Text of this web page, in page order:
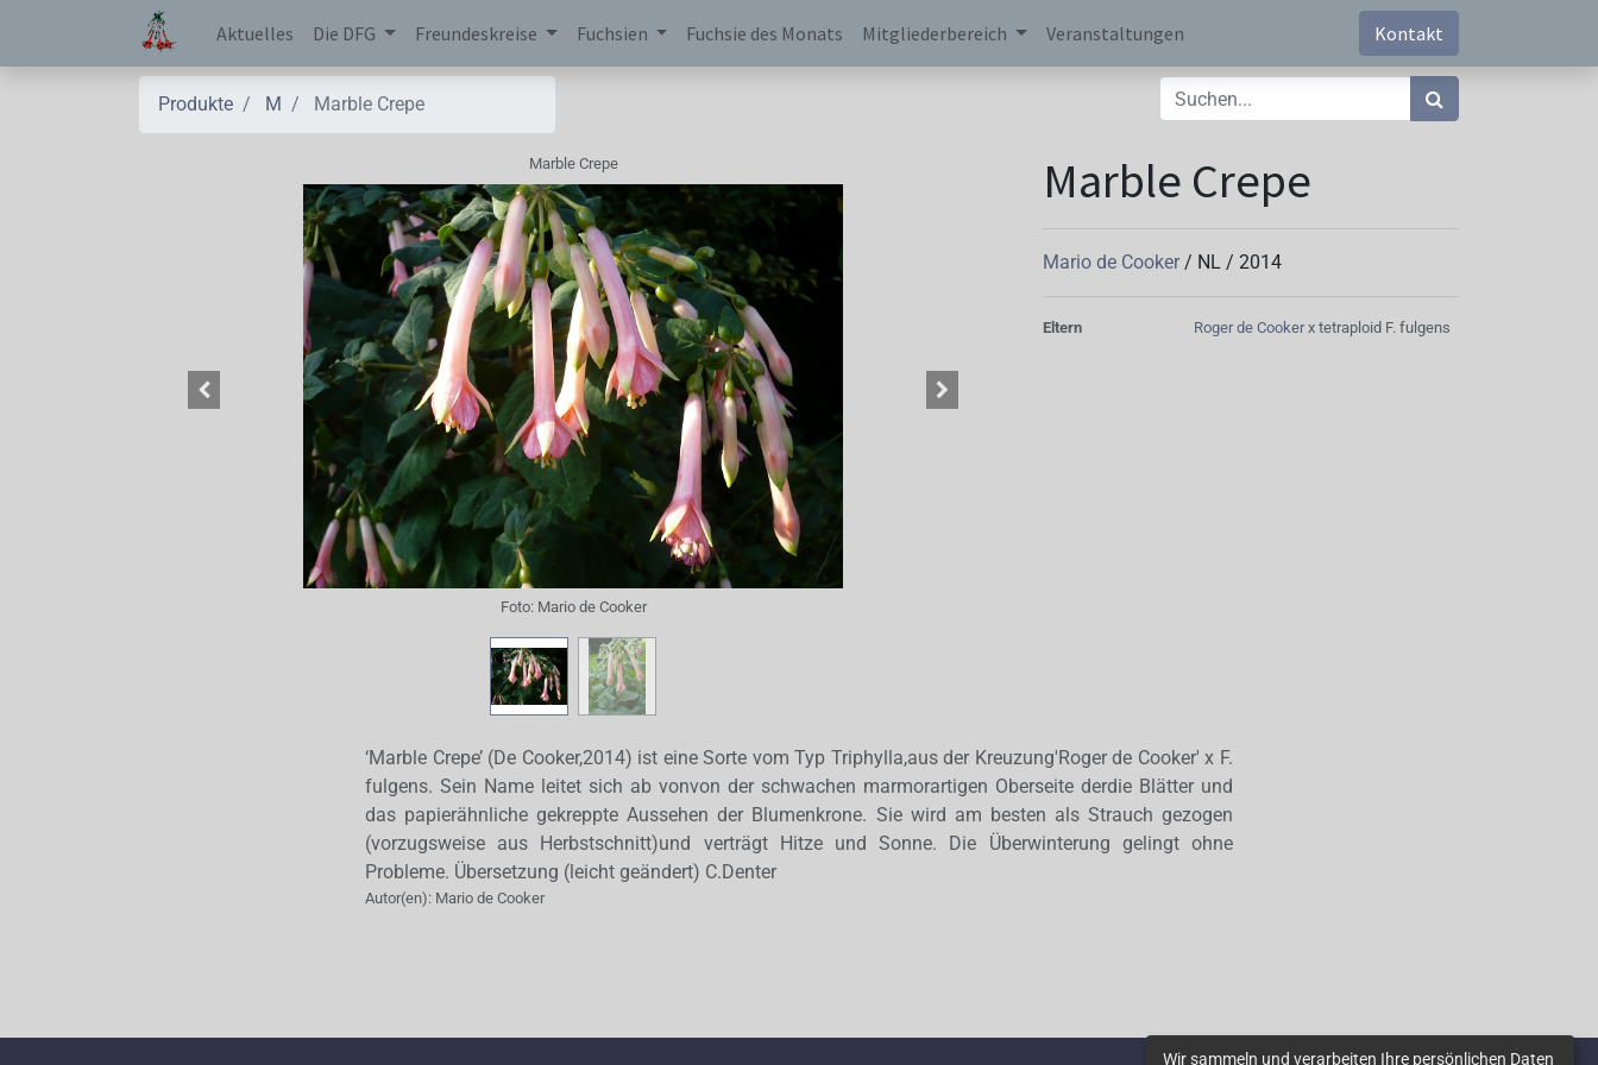
Aktuelles Die DFG Freundeskreise Fuchsien Fuchsie des Monats Mitgliederbereich Veranstaltungen Kontakt
Produkte M Marble Crepe
Marble Crepe
Foto: Mario de Cooker
Marble Crepe
Mario de Cooker / NL / 2014
Eltern Roger de Cookerx tetraploid F. fulgens
‘Marble Crepe’ (De Cooker,2014) ist eine Sorte vom Typ Triphylla,aus der Kreuzung'Roger de Cooker' x F.
fulgens. Sein Name leitet sich ab vonvon der schwachen marmorartigen Oberseite derdie Blätter und
das papierähnliche gekreppte Aussehen der Blumenkrone. Sie wird am besten als Strauch gezogen
(vorzugsweise aus Herbstschnitt)und verträgt Hitze und Sonne. Die Überwinterung gelingt ohne
Probleme. Übersetzung (leicht geändert) C.Denter
Autor(en): Mario de Cooker
Wir sammeln und verarbeiten Ihre persönlichen Daten